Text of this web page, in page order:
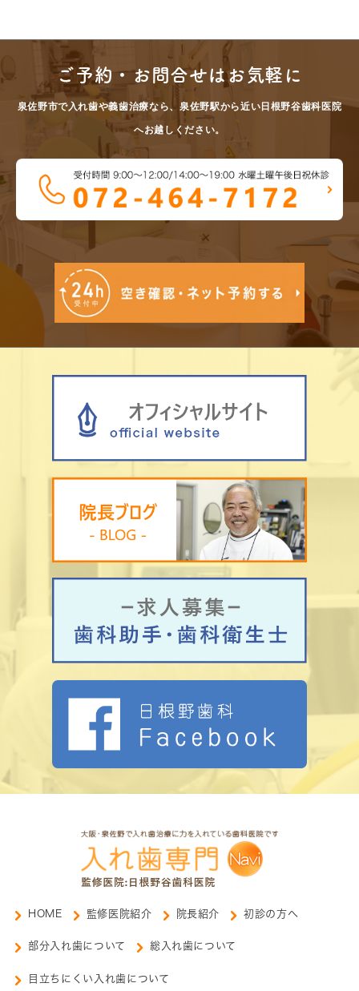
ご予約・お問合せはお気軽に
泉佐野市で入れ歯や義歯治療なら、泉佐野駅から近い日根野谷歯科医院
へお越しください。
HOME 監修医院紹介 院長紹介 初診の方へ
部分入れ歯について 総入れ歯について
目立ちにくい入れ歯について